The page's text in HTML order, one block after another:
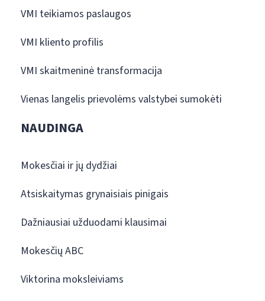
VMI teikiamos paslaugos
VMI kliento profilis
VMI skaitmeninė transformacija
Vienas langelis prievolėms valstybei sumokėti
NAUDINGA
Mokesčiai ir jų dydžiai
Atsiskaitymas grynaisiais pinigais
Dažniausiai užduodami klausimai
Mokesčių ABC
Viktorina moksleiviams